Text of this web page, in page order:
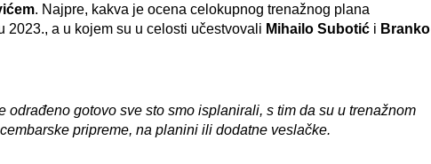
. Najpre, kakva je ocena celokupnog trenažnog plana
2023., a u kojem su u celosti učestvovali Mihailo Subotić i Branko
odrađeno gotovo sve sto smo isplanirali, s tim da su u trenažnom
pripreme, na planini ili dodatne veslačke.